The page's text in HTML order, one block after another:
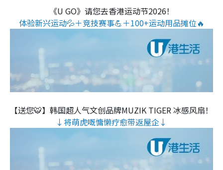
《U GO》请您去香港运动节2026！
体验新兴运动💦＋竞技赛事💪＋100+运动用品摊位🔥
【送您🐯】韩国超人气文创品牌MUZIK TIGER 冰感风扇！
↓将萌虎嘅慵懒疗愈带返屋企↓